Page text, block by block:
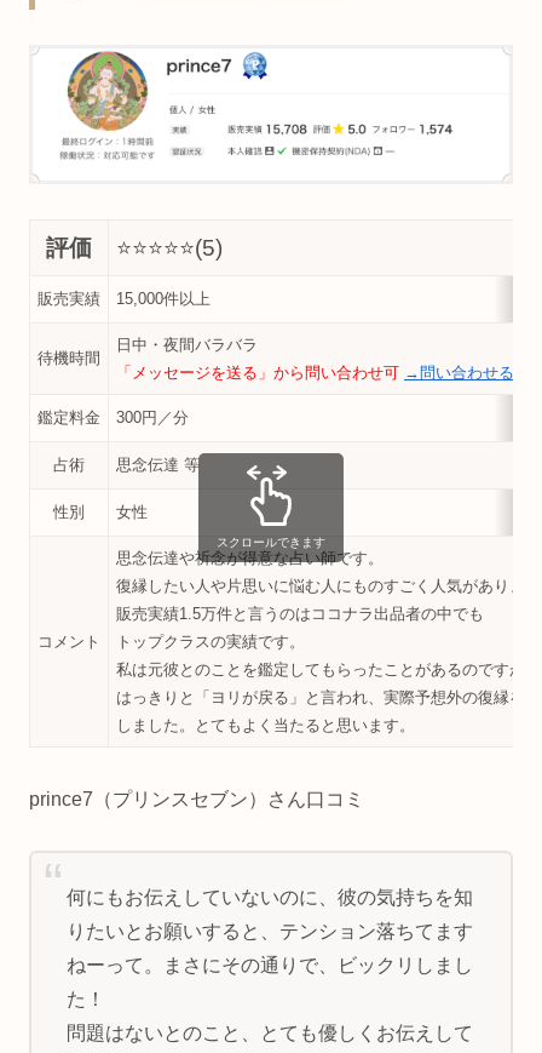
評価 ⭐️⭐️⭐️⭐️⭐️(5)
販売実績 15,000件以上
待機時間
日中・夜間バラバラ
「メッセージを送る」から問い合わせ可 →問い合わせる
鑑定料金 300円／分
占術 思念伝達 等
性別 女性
コメント
思念伝達や祈念が得意な占い師です。
復縁したい人や片思いに悩む人にものすごく人気がありま
販売実績1.5万件と言うのはココナラ出品者の中でも
トップクラスの実績です。
私は元彼とのことを鑑定してもらったことがあるのですが、
はっきりと「ヨリが戻る」と言われ、実際予想外の復縁を
しました。とてもよく当たると思います。
スクロールできます
prince7（プリンスセブン）さん口コミ
何にもお伝えしていないのに、彼の気持ちを知
りたいとお願いすると、テンション落ちてます
ねーって。まさにその通りで、ビックリしまし
た！
問題はないとのこと、とても優しくお伝えして